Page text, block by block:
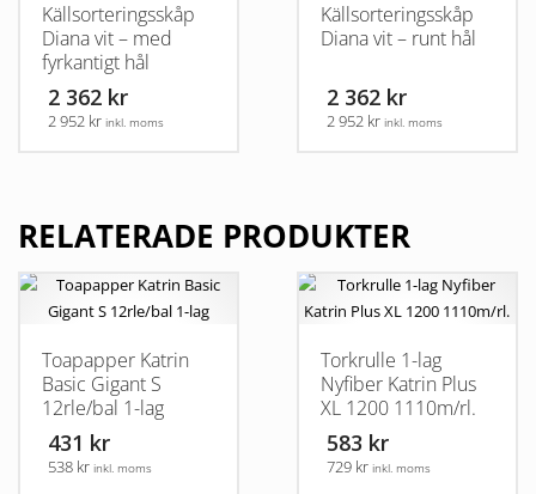
Källsorteringsskåp
Diana vit – med
fyrkantigt hål
2 362 kr
2 952 kr inkl. moms
Källsorteringsskåp
Diana vit – runt hål
2 362 kr
2 952 kr inkl. moms
RELATERADE PRODUKTER
Toapapper Katrin
Basic Gigant S
12rle/bal 1-lag
431 kr
538 kr inkl. moms
Torkrulle 1-lag
Nyfiber Katrin Plus
XL 1200 1110m/rl.
583 kr
729 kr inkl. moms